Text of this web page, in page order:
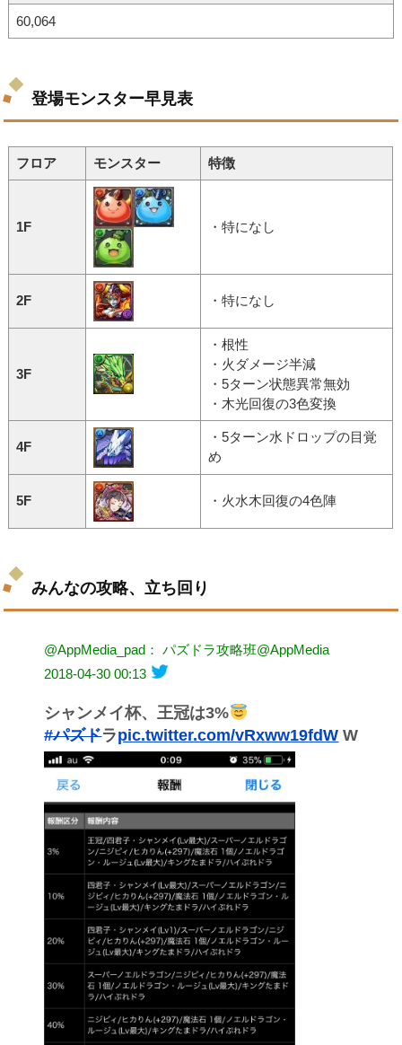
60,064
登場モンスター早見表
フロア モンスター 特徴
1F ・特になし
2F ・特になし
3F
・根性
・火ダメージ半減
・5ターン状態異常無効
・木光回復の3色変換
4F
・5ターン水ドロップの目覚
め
5F ・火水木回復の4色陣
みんなの攻略、立ち回り
@AppMedia_pad： パズドラ攻略班@AppMedia
2018-04-30 00:13
シャンメイ杯、王冠は3%
#パズドラpic.twitter.com/vRxww19fdW W